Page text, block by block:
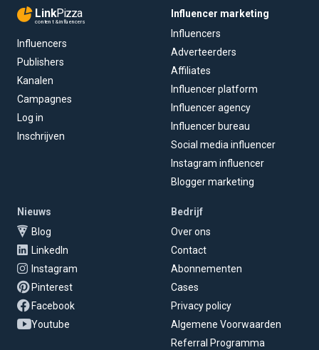
LinkPizza
content & influencers
Influencers
Publishers
Kanalen
Campagnes
Log in
Inschrijven
Influencer marketing
Influencers
Adverteerders
Affiliates
Influencer platform
Influencer agency
Influencer bureau
Social media influencer
Instagram influencer
Blogger marketing
Nieuws
Blog
LinkedIn
Instagram
Pinterest
Facebook
Youtube
Bedrijf
Over ons
Contact
Abonnementen
Cases
Privacy policy
Algemene Voorwaarden
Referral Programma